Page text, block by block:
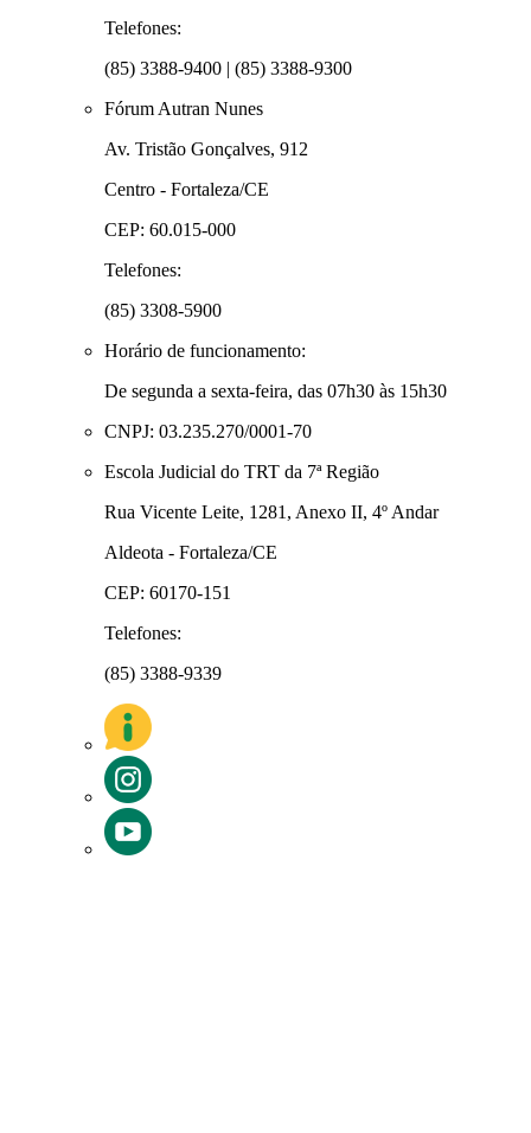
Telefones:
(85) 3388-9400 | (85) 3388-9300
Fórum Autran Nunes
Av. Tristão Gonçalves, 912
Centro - Fortaleza/CE
CEP: 60.015-000
Telefones:
(85) 3308-5900
Horário de funcionamento:
De segunda a sexta-feira, das 07h30 às 15h30
CNPJ: 03.235.270/0001-70
Escola Judicial do TRT da 7ª Região
Rua Vicente Leite, 1281, Anexo II, 4º Andar
Aldeota - Fortaleza/CE
CEP: 60170-151
Telefones:
(85) 3388-9339